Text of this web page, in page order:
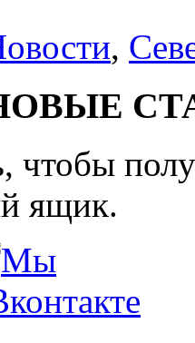
,
ящик.